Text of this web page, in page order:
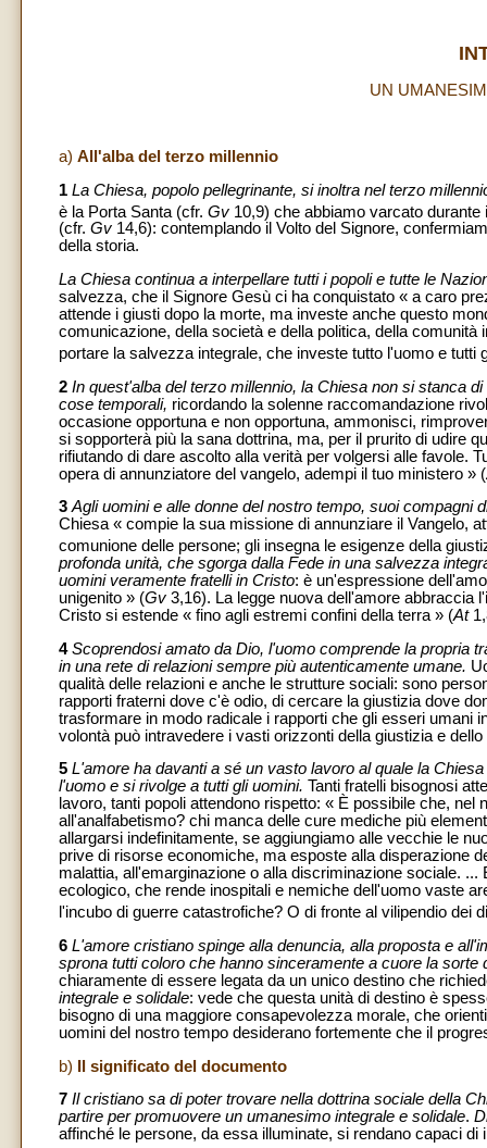
UN
a) All'alba del terzo millennio
1 La Chiesa, popolo pellegrinante, si inoltra nel terzo
è la Porta Santa (cfr. Gv 10,9) che abbiamo varcato
(cfr. Gv 14,6): contemplando il Volto del Signore,
della storia.
La Chiesa continua a interpellare tutti i popoli e tutte le
salvezza, che il Signore Gesù ci ha conquistato « a caro
attende i giusti dopo la morte, ma investe anche questo
comunicazione, della società e della politica, della
portare la salvezza integrale, che investe tutto l'uomo e tutti
2 In quest'alba del terzo millennio, la Chiesa non si stanca
cose temporali, ricordando la solenne raccomandazione
occasione opportuna e non opportuna, ammonisci,
si sopporterà più la sana dottrina, ma, per il prurito di udire
rifiutando di dare ascolto alla verità per volgersi alle favole.
opera di annunziatore del vangelo, adempi il tuo ministero » (
3Agli uomini e alle donne del nostro tempo, suoi compagni
Chiesa « compie la sua missione di annunziare il Vangelo,
comunione delle persone; gli insegna le esigenze della
profonda unità, che sgorga dalla Fede in una salvezza
uomini veramente fratelli in Cristo: è un'espressione
unigenito » (Gv 3,16). La legge nuova dell'amore abbraccia
Cristo si estende « fino agli estremi confini della terra » (At
4Scoprendosi amato da Dio, l'uomo comprende la propria
in una rete di relazioni sempre più autenticamente umane.
qualità delle relazioni e anche le strutture sociali: sono
rapporti fraterni dove c'è odio, di cercare la giustizia dove
trasformare in modo radicale i rapporti che gli esseri umani
volontà può intravedere i vasti orizzonti della giustizia e
5 L'amore ha davanti a sé un vasto lavoro al quale la
l'uomo e si rivolge a tutti gli uomini. Tanti fratelli bisognosi
lavoro, tanti popoli attendono rispetto: « È possibile che,
all'analfabetismo? chi manca delle cure mediche più
allargarsi indefinitamente, se aggiungiamo alle vecchie le
prive di risorse economiche, ma esposte alla disperazione
malattia, all'emarginazione o alla discriminazione sociale.
ecologico, che rende inospitali e nemiche dell'uomo vaste
l'incubo di guerre catastrofiche? O di fronte al vilipendio dei
6 L'amore cristiano spinge alla denuncia, alla proposta e
sprona tutti coloro che hanno sinceramente a cuore la
chiaramente di essere legata da un unico destino che
integrale e solidale: vede che questa unità di destino è
bisogno di una maggiore consapevolezza morale, che
uomini del nostro tempo desiderano fortemente che il
b)
Il significato del documento
7 Il cristiano sa di poter trovare nella dottrina sociale della
partire per promuovere un umanesimo integrale e solidale.
affinché le persone, da essa illuminate, si rendano capaci